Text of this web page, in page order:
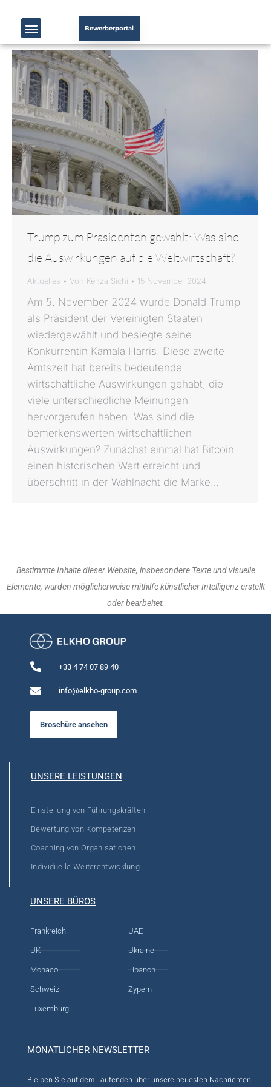
Bewerberportal
Trump zum Präsidenten gewählt: Was sind
die Auswirkungen auf die Weltwirtschaft?
Aktuelles Von Kenza Sichi 15 November 2024
Am 5. November 2024 wurde Donald Trump
als Präsident der Vereinigten Staaten
wiedergewählt und besiegte seine
Konkurrentin Kamala Harris. Diese zweite
Amtszeit hat bereits bedeutende
wirtschaftliche Auswirkungen gehabt, die
viele unterschiedliche Meinungen
hervorgerufen haben. Was sind die
bemerkenswerten wirtschaftlichen
Auswirkungen? Zunächst einmal hat Bitcoin
einen historischen Wert erreicht und
überschritt in der Wahlnacht die Marke…
Bestimmte Inhalte dieser Website, insbesondere Texte und visuelle
Elemente, wurden möglicherweise mithilfe künstlicher Intelligenz erstellt
oder bearbeitet.
+33 4 74 07 89 40
info@elkho-group.com
Broschüre ansehen
UNSERE LEISTUNGEN
Einstellung von Führungskräften
Bewertung von Kompetenzen
Coaching von Organisationen
Individuelle Weiterentwicklung
UNSERE BÜROS
Frankreich
UK
Monaco
Schweiz
Luxemburg
UAE
Ukraine
Libanon
Zypern
MONATLICHER NEWSLETTER
Bleiben Sie auf dem Laufenden über unsere neuesten Nachrichten